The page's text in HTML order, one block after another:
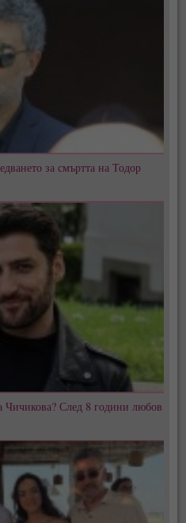
за смъртта на Тодор
Чичикова? След 8 години любов